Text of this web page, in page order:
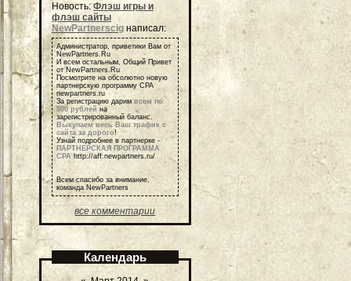
Новость:Флэш игры и
флэш сайты
NewPartnerscig написал:
Администратор, приветики Вам от
NewPartners.Ru
И всем остальным, Общий Привет
от NewPartners.Ru
Посмотрите на обсолютно новую
партнерскую программу СРА
newpartners.ru
За регистрацию дарим всем по
500 рублей на
зарегистрированный баланс.
Выкупаем весь Ваш трафик с
сайта за дорого!
Узнай подробнее в партнерке -
ПАРТНЕРСКАЯ ПРОГРАММА
СРА http://aff.newpartners.ru/
Всем спасибо за внимание,
команда NewPartners
все комментарии
Календарь